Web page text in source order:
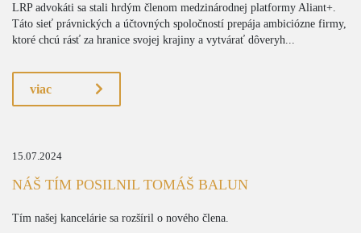
LRP advokáti sa stali hrdým členom medzinárodnej platformy Aliant+.
Táto sieť právnických a účtovných spoločností prepája ambiciózne firmy,
ktoré chcú rásť za hranice svojej krajiny a vytvárať dôveryh...
viac
15.07.2024
NÁŠ TÍM POSILNIL TOMÁŠ BALUN
Tím našej kancelárie sa rozšíril o nového člena.